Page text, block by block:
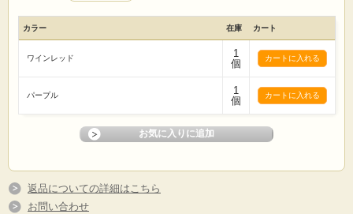
カラー 在庫 カート
ワインレッド
1
個
パープル
1
個
返品についての詳細はこちら
お問い合わせ